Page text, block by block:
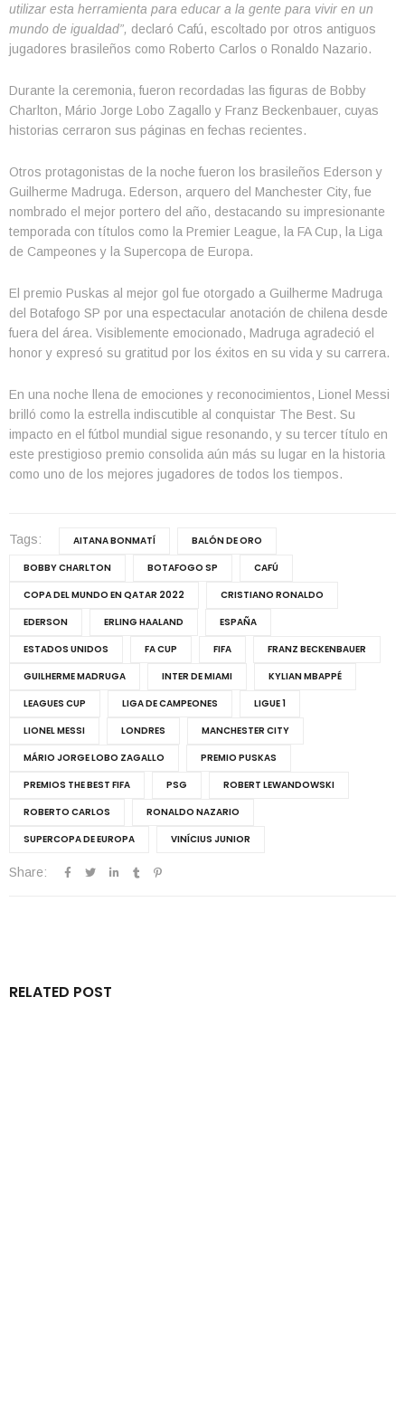
utilizar esta herramienta para educar a la gente para vivir en un
mundo de igualdad”, declaró Cafú, escoltado por otros antiguos
jugadores brasileños como Roberto Carlos o Ronaldo Nazario.
Durante la ceremonia, fueron recordadas las figuras de Bobby
Charlton, Mário Jorge Lobo Zagallo y Franz Beckenbauer, cuyas
historias cerraron sus páginas en fechas recientes.
Otros protagonistas de la noche fueron los brasileños Ederson y
Guilherme Madruga. Ederson, arquero del Manchester City, fue
nombrado el mejor portero del año, destacando su impresionante
temporada con títulos como la Premier League, la FA Cup, la Liga
de Campeones y la Supercopa de Europa.
El premio Puskas al mejor gol fue otorgado a Guilherme Madruga
del Botafogo SP por una espectacular anotación de chilena desde
fuera del área. Visiblemente emocionado, Madruga agradeció el
honor y expresó su gratitud por los éxitos en su vida y su carrera.
En una noche llena de emociones y reconocimientos, Lionel Messi
brilló como la estrella indiscutible al conquistar The Best. Su
impacto en el fútbol mundial sigue resonando, y su tercer título en
este prestigioso premio consolida aún más su lugar en la historia
como uno de los mejores jugadores de todos los tiempos.
Tags: AITANA BONMATÍ
BALÓN DE ORO
BOBBY CHARLTON
BOTAFOGO SP
CAFÚ
COPA DEL MUNDO EN QATAR 2022
CRISTIANO RONALDO
EDERSON
ERLING HAALAND
ESPAÑA
ESTADOS UNIDOS
FA CUP FIFA
FRANZ BECKENBAUER
GUILHERME MADRUGA
INTER DE MIAMI
KYLIAN MBAPPÉ
LEAGUES CUP
LIGA DE CAMPEONES
LIGUE 1
LIONEL MESSI
LONDRES
MANCHESTER CITY
MÁRIO JORGE LOBO ZAGALLO
PREMIO PUSKAS
PREMIOS THE BEST FIFA
PSG
ROBERT LEWANDOWSKI
ROBERTO CARLOS
RONALDO NAZARIO
SUPERCOPA DE EUROPA
VINÍCIUS JUNIOR
Share:
RELATED POST